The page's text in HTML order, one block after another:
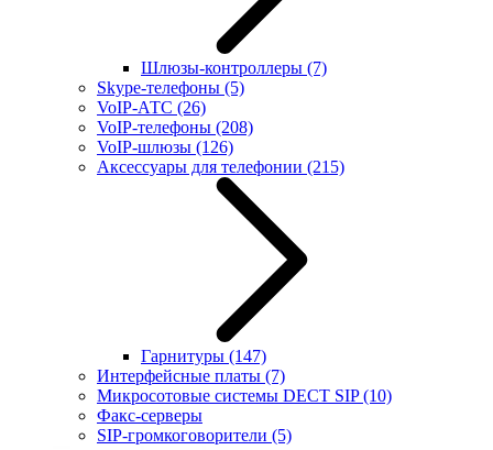
Шлюзы-контроллеры (7)
Skype-телефоны (5)
VoIP-АТС (26)
VoIP-телефоны (208)
VoIP-шлюзы (126)
Аксессуары для телефонии (215)
Гарнитуры (147)
Интерфейсные платы (7)
Микросотовые системы DECT SIP(10)
Факс-серверы
SIP-громкоговорители (5)